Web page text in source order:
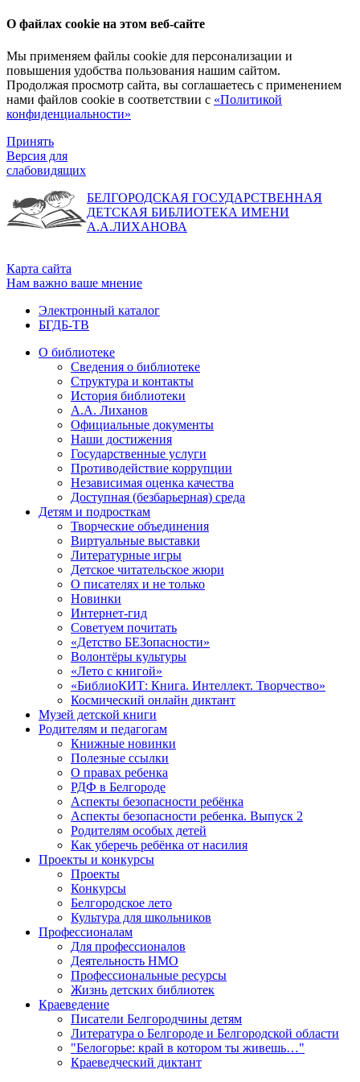
О файлах cookie на этом веб-сайте
Мы применяем файлы cookie для персонализации и
повышения удобства пользования нашим сайтом.
Продолжая просмотр сайта, вы соглашаетесь с применением
нами файлов cookie в соответствии с «Политикой
конфиденциальности»
Принять
Версия для
слабовидящих
БЕЛГОРОДСКАЯ ГОСУДАРСТВЕННАЯ
ДЕТСКАЯ БИБЛИОТЕКА ИМЕНИ
А.А.ЛИХАНОВА
Карта сайта
Нам важно ваше мнение
Электронный каталог
БГДБ-ТВ
О библиотеке
Сведения о библиотеке
Структура и контакты
История библиотеки
А.А. Лиханов
Официальные документы
Наши достижения
Государственные услуги
Противодействие коррупции
Независимая оценка качества
Доступная (безбарьерная) среда
Детям и подросткам
Творческие объединения
Виртуальные выставки
Литературные игры
Детское читательское жюри
О писателях и не только
Новинки
Интернет-гид
Советуем почитать
«Детство БЕЗопасности»
Волонтёры культуры
«Лето с книгой»
«БиблиоКИТ: Книга. Интеллект. Творчество»
Космический онлайн диктант
Музей детской книги
Родителям и педагогам
Книжные новинки
Полезные ссылки
О правах ребенка
РДФ в Белгороде
Аспекты безопасности ребёнка
Аспекты безопасности ребенка. Выпуск 2
Родителям особых детей
Как уберечь ребёнка от насилия
Проекты и конкурсы
Проекты
Конкурсы
Белгородское лето
Культура для школьников
Профессионалам
Для профессионалов
Деятельность НМО
Профессиональные ресурсы
Жизнь детских библиотек
Краеведение
Писатели Белгородчины детям
Литература о Белгороде и Белгородской области
"Белогорье: край в котором ты живешь…"
Краеведческий диктант